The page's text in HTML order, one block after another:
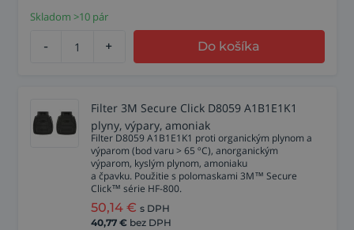
Skladom >10 pár
- + Do košíka
Filter 3M Secure Click D8059 A1B1E1K1
plyny, výpary, amoniak
Filter D8059 A1B1E1K1 proti organickým plynom a
výparom (bod varu > 65 ºC), anorganickým
výparom, kyslým plynom, amoniaku
a čpavku. Použitie s polomaskami 3M™ Secure
Click™ série HF-800.
50,14 € s DPH
40,77 € bez DPH